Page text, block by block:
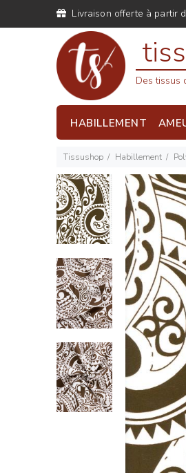
Livraison offerte à partir
Des tissus
HABILLEMENT
Tissushop Habillement